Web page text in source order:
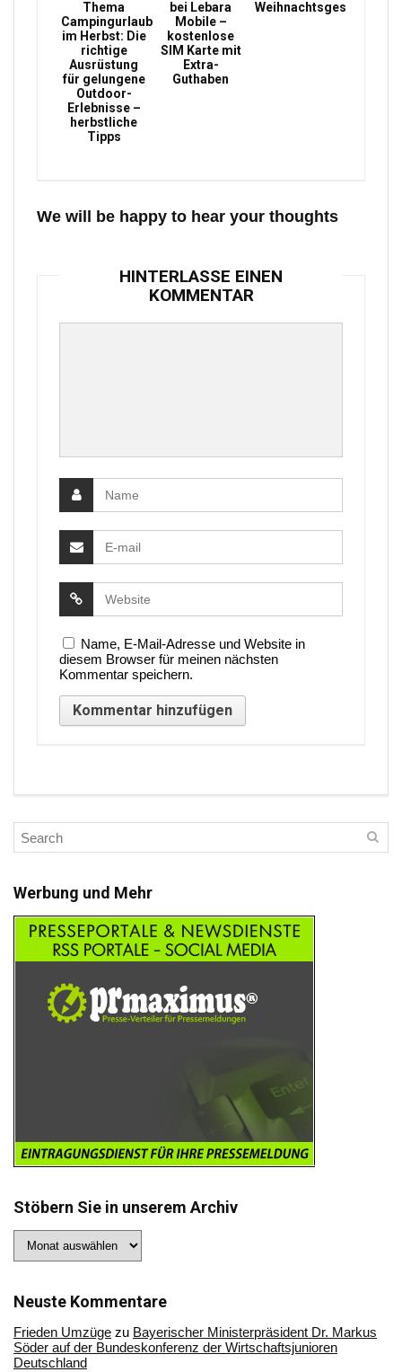
Thema
Campingurlaub
im Herbst: Die
richtige
Ausrüstung
für gelungene
Outdoor-
Erlebnisse –
herbstliche
Tipps
bei Lebara
Mobile –
kostenlose
SIM Karte mit
Extra-
Guthaben
Weihnachtsgeschenke
We will be happy to hear your thoughts
HINTERLASSE EINEN
KOMMENTAR
Name, E-Mail-Adresse und Website in
diesem Browser für meinen nächsten
Kommentar speichern.
Werbung und Mehr
Stöbern Sie in unserem Archiv
Sie
Archiv
Neuste Kommentare
Frieden Umzüge zu Bayerischer Ministerpräsident Dr. Markus
Söder auf der Bundeskonferenz der Wirtschaftsjunioren
Deutschland